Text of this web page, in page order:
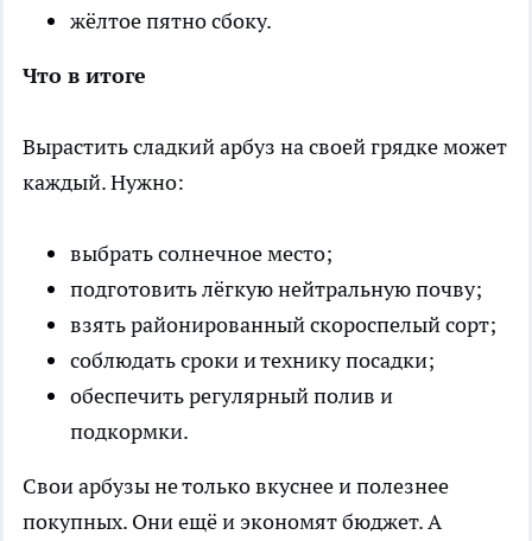
жёлтое пятно сбоку.
Что в итоге
Вырастить сладкий арбуз на своей грядке может
каждый. Нужно:
выбрать солнечное место;
подготовить лёгкую нейтральную почву;
взять районированный скороспелый сорт;
соблюдать сроки и технику посадки;
обеспечить регулярный полив и
подкормки.
Свои арбузы не только вкуснее и полезнее
покупных. Они ещё и экономят бюджет. А